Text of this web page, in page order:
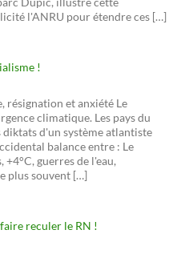
l'ANRU pour étendre ces […]
!
résignation et anxiété Le
climatique. Les pays du
d'un système atlantiste
balance entre : Le
guerres de l'eau,
plus souvent […]
reculer le RN !